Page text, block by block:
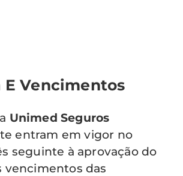
Vencimentos
Unimed Seguros
entram em vigor no
seguinte à aprovação do
vencimentos das